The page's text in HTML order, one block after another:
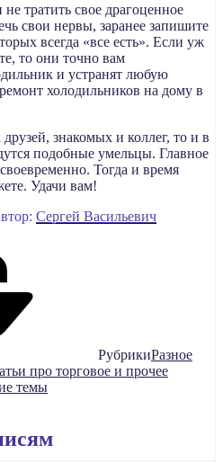
тратить свое драгоценное
свои нервы, заранее запишите
всегда «все есть». Если уж
то они точно вам
и устранят любую
холодильников на дому в
знакомых и коллег, то и в
подобные умельцы. Главное
Тогда и время
Удачи вам!
Сергей Васильевич
РубрикиРазное
про торговое и прочее
темы